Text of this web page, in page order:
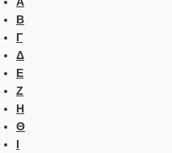
Β
Γ
Δ
Ε
Ζ
Η
Θ
Ι